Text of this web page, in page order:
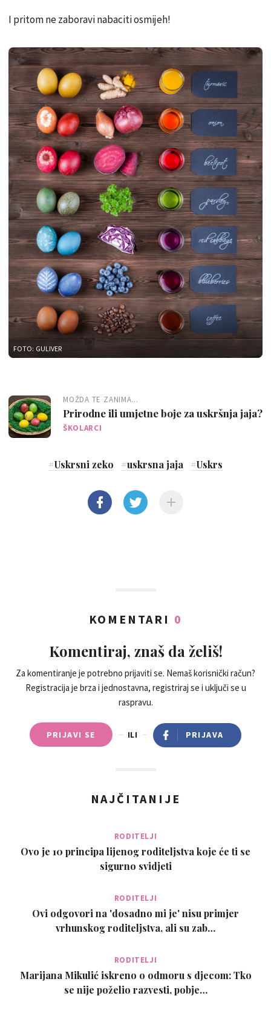
I pritom ne zaboravi nabaciti osmijeh!
FOTO: GULIVER
MOŽDA TE ZANIMA...
Prirodne ili umjetne boje za uskršnja jaja?
ŠKOLARCI
#Uskrsni zeko #uskrsna jaja #Uskrs
KOMENTARI 0
Komentiraj, znaš da želiš!
Za komentiranje je potrebno prijaviti se. Nemaš korisnički račun?
Registracija je brza i jednostavna, registriraj se i uključi se u
raspravu.
PRIJAVI SE ILI PRIJAVA
NAJČITANIJE
RODITELJI
Ovo je 10 principa lijenog roditeljstva koje će ti se
sigurno svidjeti
RODITELJI
Ovi odgovori na 'dosadno mi je' nisu primjer
vrhunskog roditeljstva, ali su zab…
RODITELJI
Marijana Mikulić iskreno o odmoru s djecom: Tko
se nije poželio razvesti, pobje…